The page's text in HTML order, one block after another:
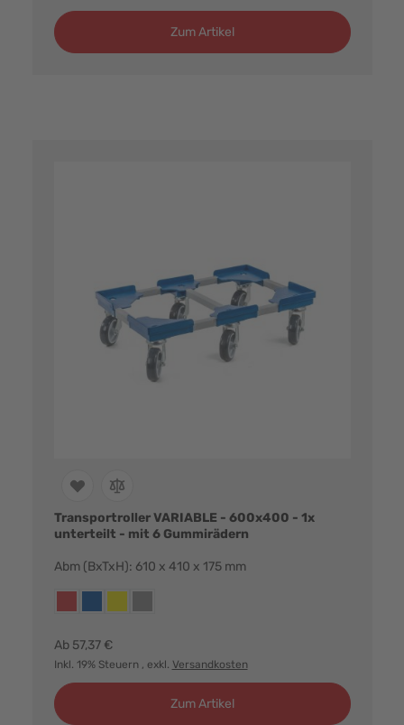
Zum Artikel
Transportroller VARIABLE - 600x400 - 1x
unterteilt - mit 6 Gummirädern
Abm (BxTxH): 610 x 410 x 175 mm
Ab 57,37 €
Inkl. 19% Steuern , exkl. Versandkosten
Zum Artikel